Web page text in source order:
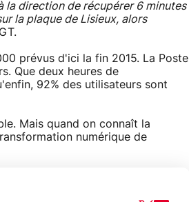
la direction de récupérer 6 minutes
la plaque de Lisieux, alors
prévus d'ici la fin 2015. La Poste
Que deux heures de
92% des utilisateurs sont
Mais quand on connaît la
numérique de